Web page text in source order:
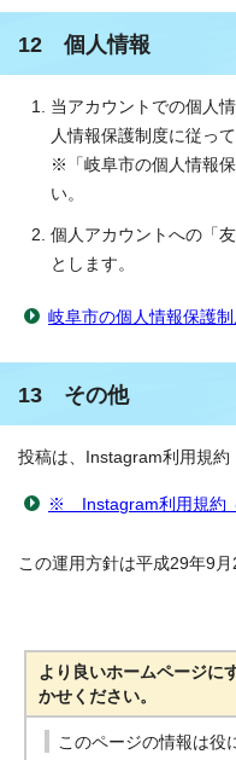
12 個人情報
当アカウントでの個人
人情報保護制度に従っ
※「岐阜市の個人情報
い。
個人アカウントへの「
とします。
岐阜市の個人情報保護
13 その他
投稿は、Instagram利用規約
※ Instagram利用規約
この運用方針は平成29年9月
より良いホームページに
かせください。
このページの情報は役